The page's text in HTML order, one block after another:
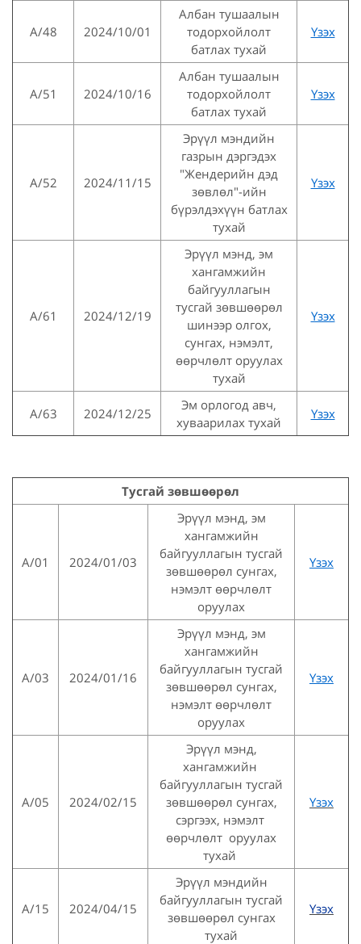
А/48 2024/10/01
Албан тушаалын
тодорхойлолт
батлах тухай
Үзэх
А/51 2024/10/16
Албан тушаалын
тодорхойлолт
батлах тухай
Үзэх
А/52 2024/11/15
Эрүүл мэндийн
газрын дэргэдэх
"Жендерийн дэд
зөвлөл"-ийн
бүрэлдэхүүн батлах
тухай
Үзэх
А/61 2024/12/19
Эрүүл мэнд, эм
хангамжийн
байгууллагын
тусгай зөвшөөрөл
шинээр олгох,
сунгах, нэмэлт,
өөрчлөлт оруулах
тухай
Үзэх
А/63 2024/12/25
Эм орлогод авч,
хуваарилах тухай
Үзэх
Тусгай зөвшөөрөл
A/01 2024/01/03
Эрүүл мэнд, эм
хангамжийн
байгууллагын тусгай
зөвшөөрөл сунгах,
нэмэлт өөрчлөлт
оруулах
Үзэх
А/03 2024/01/16
Эрүүл мэнд, эм
хангамжийн
байгууллагын тусгай
зөвшөөрөл сунгах,
нэмэлт өөрчлөлт
оруулах
Үзэх
А/05 2024/02/15
Эрүүл мэнд,
хангамжийн
байгууллагын тусгай
зөвшөөрөл сунгах,
сэргээх, нэмэлт
өөрчлөлт оруулах
тухай
Үзэх
A/15 2024/04/15
Эрүүл мэндийн
байгууллагын тусгай
зөвшөөрөл сунгах
тухай
Үзэх